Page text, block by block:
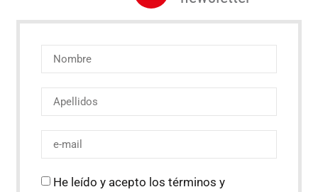
He leído y acepto los términos y